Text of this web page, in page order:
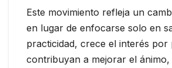
Este movimiento refleja un
en lugar de enfocarse solo en
practicidad, crece el interés por
contribuyan a mejorar el